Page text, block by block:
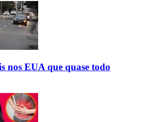
nos EUA que quase todo